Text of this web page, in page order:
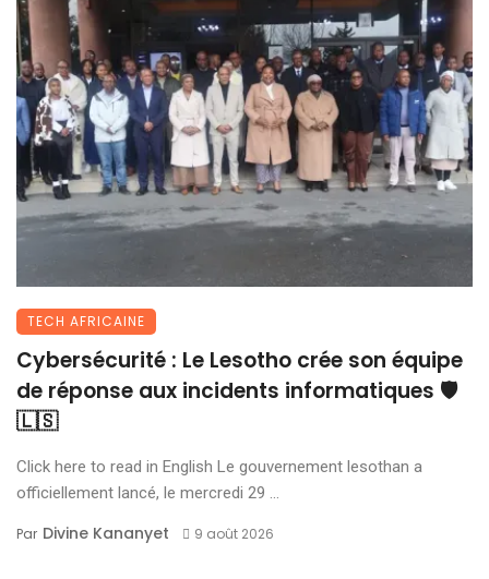
TECH AFRICAINE
Cybersécurité : Le Lesotho crée son équipe
de réponse aux incidents informatiques 🛡️
🇱🇸
Click here to read in English Le gouvernement lesothan a
officiellement lancé, le mercredi 29 ...
Par Divine Kananyet 9 août 2026